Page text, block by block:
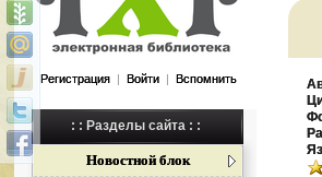
Регистрация | Войти | Вспомнить
: : Разделы сайта : :
Новостной блок